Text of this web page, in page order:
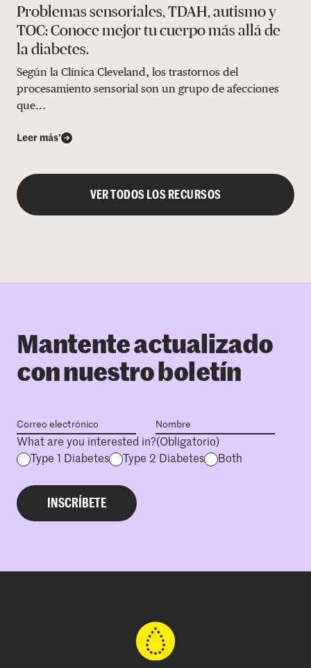
Problemas sensoriales, TDAH, autismo y
TOC: Conoce mejor tu cuerpo más allá de
la diabetes.
Según la Clínica Cleveland, los trastornos del
procesamiento sensorial son un grupo de afecciones
que...
Leer más’
VER TODOS LOS RECURSOS
Mantente actualizado
con nuestro boletín
What are you interested in?(Obligatorio)
Type 1 Diabetes
Type 2 Diabetes Both